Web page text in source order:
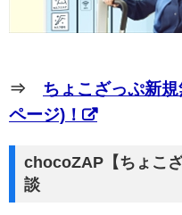
⇒ ちょこざっぷ新
ページ)！
chocoZAP【ちょこ
談